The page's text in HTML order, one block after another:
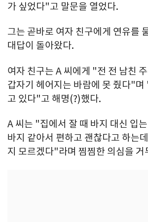
가 싶었다"고 말문을 열었다.
그는 곧바로 여자 친구에게 연유를
대답이 돌아왔다.
여자 친구는 A 씨에게 "전 전 남친
갑자기 헤어지는 바람에 못 줬다"며
고 있다"고 해명(?)했다.
A 씨는 "집에서 잘 때 바지 대신 입
바지 같아서 편하고 괜찮다고 하는
지 모르겠다"라며 찜찜한 의심을 거